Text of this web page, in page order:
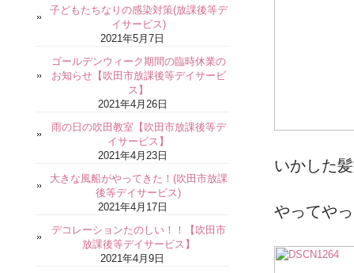
いかした
やってや
子どもたちなりの感染対策(放課後等デ
イサービス)
2021年5月7日
ゴールデンウィーク期間の臨時休業の
お知らせ【吹田市放課後等デイサービ
ス】
2021年4月26日
雨の日の吹田教室【吹田市放課後等デ
イサービス】
2021年4月23日
大きな風船がやってきた！(吹田市放課
後等デイサービス)
2021年4月17日
デコレーションたのしい！！【吹田市
放課後等デイサービス】
2021年4月9日